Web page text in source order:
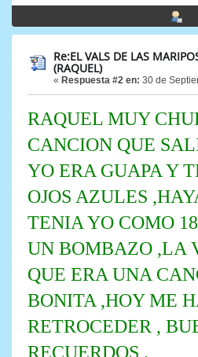
Re:EL VALS DE LAS
(RAQUEL)
« Respuesta #2 en: 30 de
RAQUEL MUY
CANCION QUE
YO ERA GUAPA Y
OJOS AZULES
TENIA YO COMO
UN BOMBAZO ,LA
QUE ERA UNA
BONITA ,HOY ME
RETROCEDER ,
RECUERDOS .